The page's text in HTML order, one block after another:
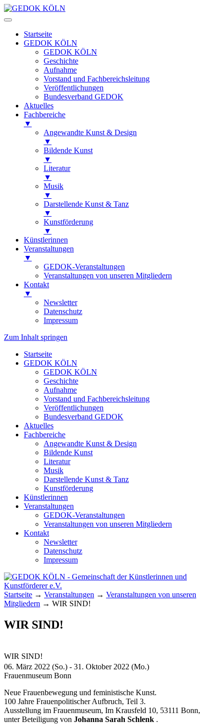
Startseite
GEDOK KÖLN
GEDOK KÖLN
Geschichte
Aufnahme
Vorstand und Fachbereichsleitung
Veröffentlichungen
Bundesverband GEDOK
Aktuelles
Fachbereiche
▼
Angewandte Kunst & Design
▼
Bildende Kunst
▼
Literatur
▼
Musik
▼
Darstellende Kunst & Tanz
▼
Kunstförderung
▼
Künstlerinnen
Veranstaltungen
▼
GEDOK-Veranstaltungen
Veranstaltungen von unseren Mitgliedern
Kontakt
▼
Newsletter
Datenschutz
Impressum
Zum Inhalt springen
Startseite
GEDOK KÖLN
GEDOK KÖLN
Geschichte
Aufnahme
Vorstand und Fachbereichsleitung
Veröffentlichungen
Bundesverband GEDOK
Aktuelles
Fachbereiche
Angewandte Kunst & Design
Bildende Kunst
Literatur
Musik
Darstellende Kunst & Tanz
Kunstförderung
Künstlerinnen
Veranstaltungen
GEDOK-Veranstaltungen
Veranstaltungen von unseren Mitgliedern
Kontakt
Newsletter
Datenschutz
Impressum
GEDOK KÖLN
Gemeinschaft der Künstlerinnen und
Kunstförderer e.V.
Startseite → Veranstaltungen → Veranstaltungen von unseren
Mitgliedern → WIR SIND!
WIR SIND!
WIR SIND!
06. März 2022 (So.) - 31. Oktober 2022 (Mo.)
Frauenmuseum Bonn
Neue Frauenbewegung und feministische Kunst.
100 Jahre Frauenpolitischer Aufbruch, Teil 3.
Ausstellung im Frauenmuseum, Im Krausfeld 10, 53111 Bonn,
unter Beteiligung von Johanna Sarah Schlenk .